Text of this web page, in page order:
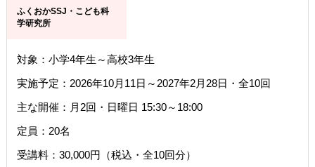
ふくおかSSJ・こども科
学研究所
対象：小学4年生～高校3年生
実施予定：2026年10月11日～2027年2月28日・全10回
主な開催：月2回・日曜日 15:30～18:00
定員：20名
受講料：30,000円（税込・全10回分）